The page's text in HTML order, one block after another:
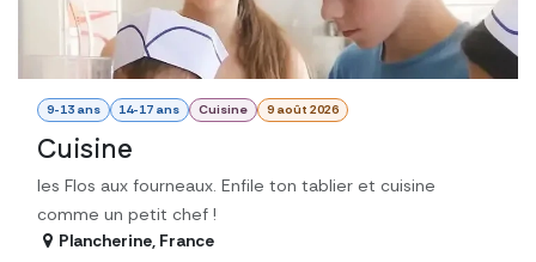
9-13 ans 14-17 ans Cuisine 9 août 2026
Cuisine
les Flos aux fourneaux. Enfile ton tablier et cuisine
comme un petit chef !
Plancherine, France